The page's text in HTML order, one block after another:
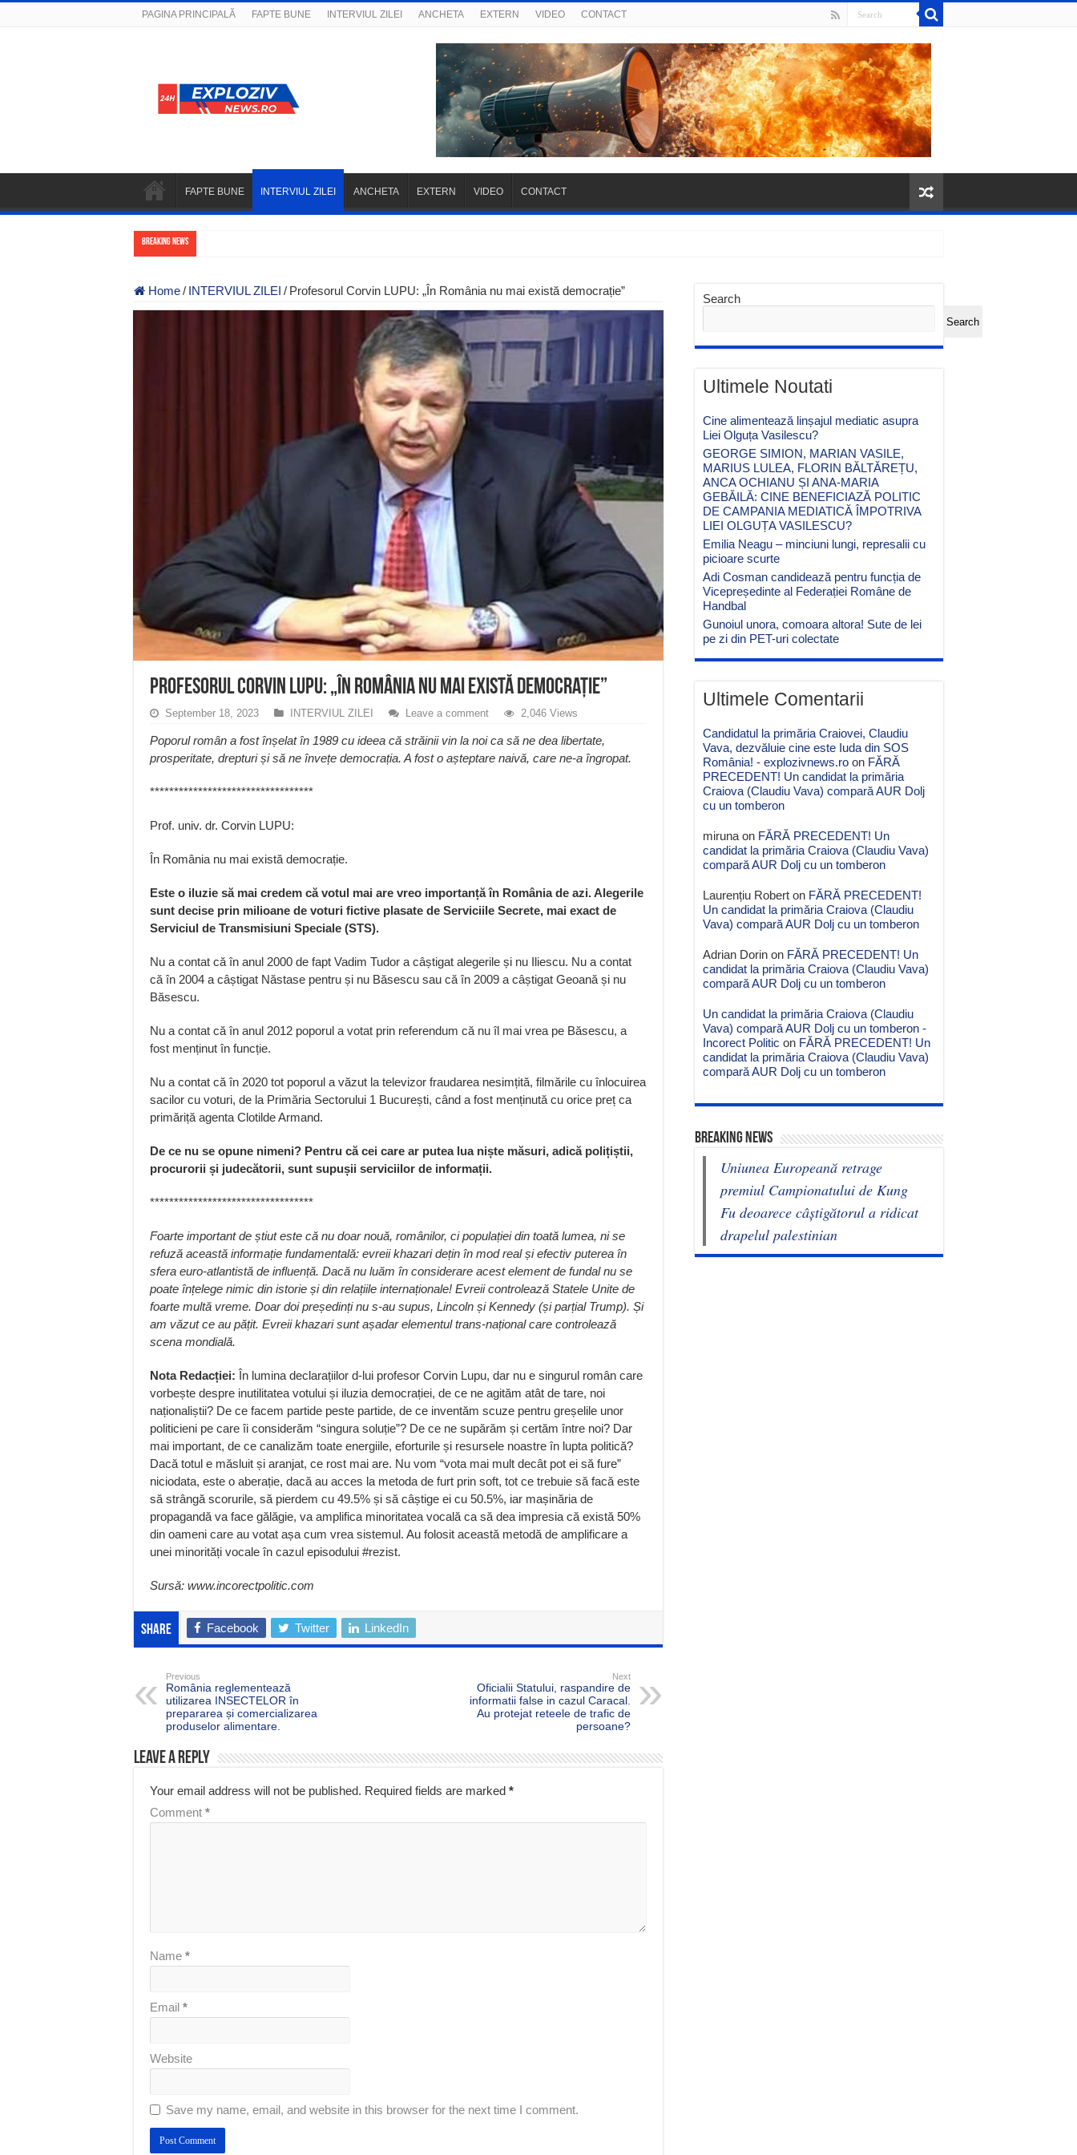
PAGINA PRINCIPALĂ FAPTE BUNE INTERVIUL ZILEI ANCHETA EXTERN VIDEO CONTACT
FAPTE BUNE INTERVIUL ZILEI ANCHETA EXTERN VIDEO CONTACT
Breaking News
Home/ INTERVIUL ZILEI / Profesorul Corvin LUPU: „În România nu mai există democrație”
Profesorul Corvin LUPU: „În România nu mai există democrație”
September 18, 2023 INTERVIUL ZILEI Leave a comment 2,046 Views
Poporul român a fost înșelat în 1989 cu ideea că străinii vin la noi ca să ne dea libertate,
prosperitate, drepturi și să ne învețe democrația. A fost o așteptare naivă, care ne-a îngropat.
**********************************
Prof. univ. dr. Corvin LUPU:
În România nu mai există democrație.
Este o iluzie să mai credem că votul mai are vreo importanță în România de azi. Alegerile
sunt decise prin milioane de voturi fictive plasate de Serviciile Secrete, mai exact de
Serviciul de Transmisiuni Speciale (STS).
Nu a contat că în anul 2000 de fapt Vadim Tudor a câștigat alegerile și nu Iliescu. Nu a contat
că în 2004 a câștigat Năstase pentru și nu Băsescu sau că în 2009 a câștigat Geoană și nu
Băsescu.
Nu a contat că în anul 2012 poporul a votat prin referendum că nu îl mai vrea pe Băsescu, a
fost menținut în funcție.
Nu a contat că în 2020 tot poporul a văzut la televizor fraudarea nesimțită, filmările cu înlocuirea
sacilor cu voturi, de la Primăria Sectorului 1 București, când a fost menținută cu orice preț ca
primăriță agenta Clotilde Armand.
De ce nu se opune nimeni? Pentru că cei care ar putea lua niște măsuri, adică polițiștii,
procurorii și judecătorii, sunt supușii serviciilor de informații.
**********************************
Foarte important de știut este că nu doar nouă, românilor, ci populației din toată lumea, ni se
refuză această informație fundamentală: evreii khazari dețin în mod real și efectiv puterea în
sfera euro-atlantistă de influență. Dacă nu luăm în considerare acest element de fundal nu se
poate înțelege nimic din istorie și din relațiile internaționale! Evreii controlează Statele Unite de
foarte multă vreme. Doar doi președinți nu s-au supus, Lincoln și Kennedy (și parțial Trump). Și
am văzut ce au pățit. Evreii khazari sunt așadar elementul trans-național care controlează
scena mondială.
Nota Redacției: În lumina declarațiilor d-lui profesor Corvin Lupu, dar nu e singurul român care
vorbește despre inutilitatea votului și iluzia democrației, de ce ne agităm atât de tare, noi
naționaliștii? De ce facem partide peste partide, de ce inventăm scuze pentru greșelile unor
politicieni pe care îi considerăm “singura soluție”? De ce ne supărăm și certăm între noi? Dar
mai important, de ce canalizăm toate energiile, eforturile și resursele noastre în lupta politică?
Dacă totul e măsluit și aranjat, ce rost mai are. Nu vom “vota mai mult decât pot ei să fure”
niciodata, este o aberație, dacă au acces la metoda de furt prin soft, tot ce trebuie să facă este
să strângă scorurile, să pierdem cu 49.5% și să câștige ei cu 50.5%, iar mașinăria de
propagandă va face gălăgie, va amplifica minoritatea vocală ca să dea impresia că există 50%
din oameni care au votat așa cum vrea sistemul. Au folosit această metodă de amplificare a
unei minorități vocale în cazul episodului #rezist.
Sursă: www.incorectpolitic.com
Share Facebook Twitter LinkedIn
Previous
România reglementează
utilizarea INSECTELOR în
prepararea și comercializarea
produselor alimentare.
Next
Oficialii Statului, raspandire de
informatii false in cazul Caracal.
Au protejat reteele de trafic de
persoane?
Leave a Reply
Your email address will not be published. Required fields are marked *
Comment *
Name *
Email *
Website
Save my name, email, and website in this browser for the next time I comment.
Search
Search
Ultimele Noutati
Cine alimentează linșajul mediatic asupra
Liei Olguța Vasilescu?
GEORGE SIMION, MARIAN VASILE,
MARIUS LULEA, FLORIN BĂLTĂREȚU,
ANCA OCHIANU ȘI ANA-MARIA
GEBĂILĂ: CINE BENEFICIAZĂ POLITIC
DE CAMPANIA MEDIATICĂ ÎMPOTRIVA
LIEI OLGUȚA VASILESCU?
Emilia Neagu – minciuni lungi, represalii cu
picioare scurte
Adi Cosman candidează pentru funcția de
Vicepreședinte al Federației Române de
Handbal
Gunoiul unora, comoara altora! Sute de lei
pe zi din PET-uri colectate
Ultimele Comentarii
Candidatul la primăria Craiovei, Claudiu
Vava, dezvăluie cine este Iuda din SOS
România! - explozivnews.ro on FĂRĂ
PRECEDENT! Un candidat la primăria
Craiova (Claudiu Vava) compară AUR Dolj
cu un tomberon
miruna on FĂRĂ PRECEDENT! Un
candidat la primăria Craiova (Claudiu Vava)
compară AUR Dolj cu un tomberon
Laurențiu Robert on FĂRĂ PRECEDENT!
Un candidat la primăria Craiova (Claudiu
Vava) compară AUR Dolj cu un tomberon
Adrian Dorin on FĂRĂ PRECEDENT! Un
candidat la primăria Craiova (Claudiu Vava)
compară AUR Dolj cu un tomberon
Un candidat la primăria Craiova (Claudiu
Vava) compară AUR Dolj cu un tomberon -
Incorect Politic on FĂRĂ PRECEDENT! Un
candidat la primăria Craiova (Claudiu Vava)
compară AUR Dolj cu un tomberon
BREAKING NEWS
Uniunea Europeană retrage
premiul Campionatului de Kung
Fu deoarece câștigătorul a ridicat
drapelul palestinian